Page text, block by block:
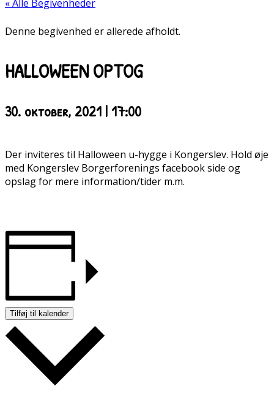
« Alle Begivenheder
Denne begivenhed er allerede afholdt.
HALLOWEEN OPTOG
30. oktober, 2021 | 17:00
Der inviteres til Halloween u-hygge i Kongerslev. Hold øje
med Kongerslev Borgerforenings facebook side og
opslag for mere information/tider m.m.
Tilføj til kalender